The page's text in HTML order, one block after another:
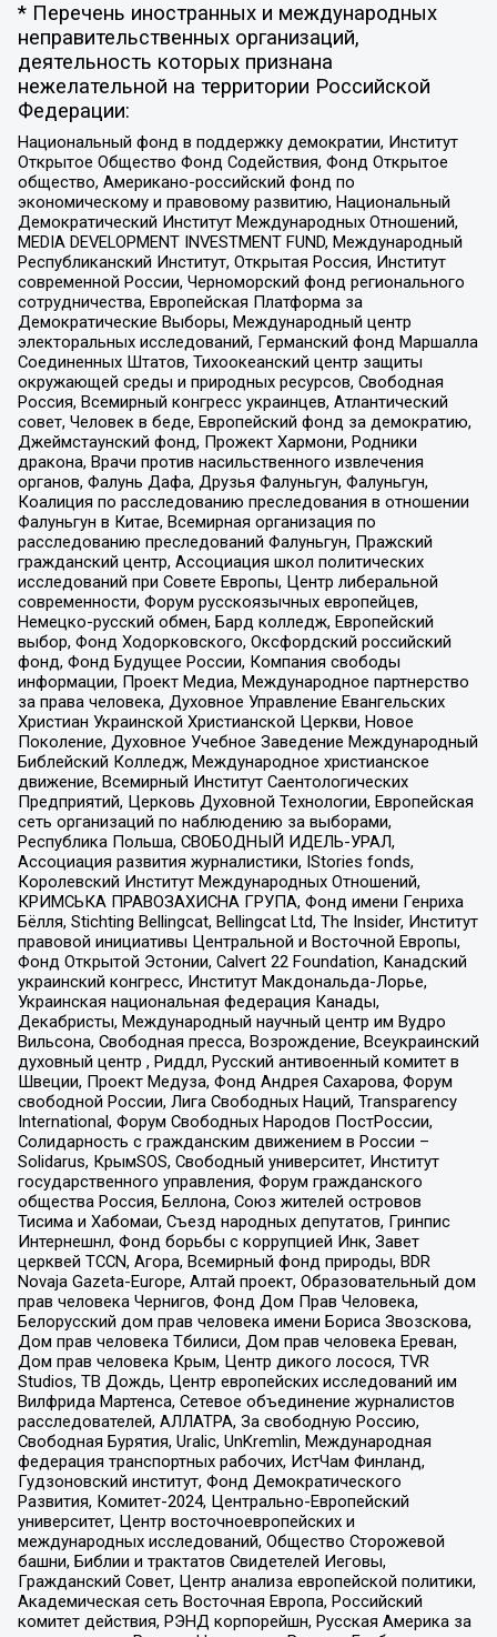
* Перечень иностранных и международных
неправительственных организаций,
деятельность которых признана
нежелательной на территории Российской
Федерации:
Национальный фонд в поддержку демократии, Институт
Открытое Общество Фонд Содействия, Фонд Открытое
общество, Американо-российский фонд по
экономическому и правовому развитию, Национальный
Демократический Институт Международных Отношений,
MEDIA DEVELOPMENT INVESTMENT FUND, Международный
Республиканский Институт, Открытая Россия, Институт
современной России, Черноморский фонд регионального
сотрудничества, Европейская Платформа за
Демократические Выборы, Международный центр
электоральных исследований, Германский фонд Маршалла
Соединенных Штатов, Тихоокеанский центр защиты
окружающей среды и природных ресурсов, Свободная
Россия, Всемирный конгресс украинцев, Атлантический
совет, Человек в беде, Европейский фонд за демократию,
Джеймстаунский фонд, Прожект Хармони, Родники
дракона, Врачи против насильственного извлечения
органов, Фалунь Дафа, Друзья Фалуньгун, Фалуньгун,
Коалиция по расследованию преследования в отношении
Фалуньгун в Китае, Всемирная организация по
расследованию преследований Фалуньгун, Пражский
гражданский центр, Ассоциация школ политических
исследований при Совете Европы, Центр либеральной
современности, Форум русскоязычных европейцев,
Немецко-русский обмен, Бард колледж, Европейский
выбор, Фонд Ходорковского, Оксфордский российский
фонд, Фонд Будущее России, Компания свободы
информации, Проект Медиа, Международное партнерство
за права человека, Духовное Управление Евангельских
Христиан Украинской Христианской Церкви, Новое
Поколение, Духовное Учебное Заведение Международный
Библейский Колледж, Международное христианское
движение, Всемирный Институт Саентологических
Предприятий, Церковь Духовной Технологии, Европейская
сеть организаций по наблюдению за выборами,
Республика Польша, СВОБОДНЫЙ ИДЕЛЬ-УРАЛ,
Ассоциация развития журналистики, IStories fonds,
Королевский Институт Международных Отношений,
КРИМСЬКА ПРАВОЗАХИСНА ГРУПА, Фонд имени Генриха
Бёлля, Stichting Bellingcat, Bellingcat Ltd, The Insider, Институт
правовой инициативы Центральной и Восточной Европы,
Фонд Открытой Эстонии, Calvert 22 Foundation, Канадский
украинский конгресс, Институт Макдональда-Лорье,
Украинская национальная федерация Канады,
Декабристы, Международный научный центр им Вудро
Вильсона, Свободная пресса, Возрождение, Всеукраинский
духовный центр , Риддл, Русский антивоенный комитет в
Швеции, Проект Медуза, Фонд Андрея Сахарова, Форум
свободной России, Лига Свободных Наций, Transparеncy
International, Форум Свободных Народов ПостРоссии,
Солидарность с гражданским движением в России –
Solidarus, КрымSOS, Свободный университет, Институт
государственного управления, Форум гражданского
общества Россия, Беллона, Союз жителей островов
Тисима и Хабомаи, Съезд народных депутатов, Гринпис
Интернешнл, Фонд борьбы с коррупцией Инк, Завет
церквей TCCN, Агора, Всемирный фонд природы, BDR
Novaja Gazeta-Europe, Алтай проект, Образовательный дом
прав человека Чернигов, Фонд Дом Прав Человека,
Белорусский дом прав человека имени Бориса Звозскова,
Дом прав человека Тбилиси, Дом прав человека Ереван,
Дом прав человека Крым, Центр дикого лосося, TVR
Studios, ТВ Дождь, Центр европейских исследований им
Вилфрида Мартенса, Сетевое объединение журналистов
расследователей, АЛЛАТРА, За свободную Россию,
Свободная Бурятия, Uralic, UnKremlin, Международная
федерация транспортных рабочих, ИстЧам Финланд,
Гудзоновский институт, Фонд Демократического
Развития, Комитет-2024, Центрально-Европейский
университет, Центр восточноевропейских и
международных исследований, Общество Сторожевой
башни, Библии и трактатов Свидетелей Иеговы,
Гражданский Совет, Центр анализа европейской политики,
Академическая сеть Восточная Европа, Российский
комитет действия, РЭНД корпорейшн, Русская Америка за